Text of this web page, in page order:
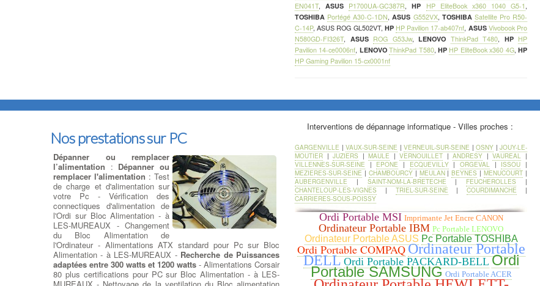
EN041T,ASUS P1700UA-GC387R,HP HP EliteBook x360 1040 G5-1 ,
TOSHIBA Portégé A30-C-1DN,ASUS G552VX, TOSHIBA Satellite Pro R50-
C-14P,ASUS ROG GL502VT, HP HP Pavilion 17-ab407nf, ASUS Vivobook Pro
N580GD-FI326T, ASUS ROG G53Jw, LENOVO ThinkPad T480, HP HP
Pavilion 14-ce0006nf, LENOVO ThinkPad T580,HP HP EliteBook x360 4G,HP
HP Gaming Pavilion 15-cx0001nf
Nos prestations sur PC
Dépanner ou remplacer
l’alimentation : Dépanner ou
remplacer l'alimentation : Test
de charge et d'alimentation sur
votre Pc - Vérification des
connectiques d'alimentation de
l'Ordi sur Bloc Alimentation - à
LES-MUREAUX - Changement
du Bloc Alimentation de
l'Ordinateur - Alimentations ATX standard pour Pc sur Bloc
Alimentation - à LES-MUREAUX - Recherche de Puissances
adaptées entre 300 watts et 1200 watts - Alimentations Corsair
80 plus certifications pour PC sur Bloc Alimentation - à LES-
Interventions de dépannage informatique - Villes proches :
GARGENVILLE | VAUX-SUR-SEINE | VERNEUIL-SUR-SEINE | OSNY | JOUY-LE-
MOUTIER |JUZIERS |MAULE |VERNOUILLET |ANDRESY |VAUREAL |
VILLENNES-SUR-SEINE | EPONE | ECQUEVILLY|ORGEVAL | ISSOU |
MEZIERES-SUR-SEINE | CHAMBOURCY| MEULAN|BEYNES |MENUCOURT |
AUBERGENVILLE | SAINT-NOM-LA-BRETECHE | FEUCHEROLLES |
CHANTELOUP-LES-VIGNES | TRIEL-SUR-SEINE |COURDIMANCHE |
CARRIERES-SOUS-POISSY
Ordi Portable MSI Imprimante Jet Encre CANON
Ordinateur Portable IBM Pc Portable LENOVO
Ordinateur Portable ASUS Pc Portable TOSHIBA
Ordi Portable COMPAQOrdinateur Portable
DELL Ordi Portable PACKARD-BELL Ordi
Portable SAMSUNG Ordi Portable ACER